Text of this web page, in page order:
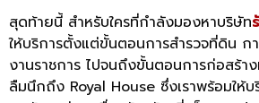
สุดท้ายนี้ สำหรับใครที่กำลังมองหาบริษัท
ให้บริการตั้งแต่ขั้นตอนการสำรวจที่ดิน ก
งานราชการ ไปจนถึงขั้นตอนการก่อสร้า
ลืมนึกถึง Royal House ซึ่งเราพร้อมให้บ